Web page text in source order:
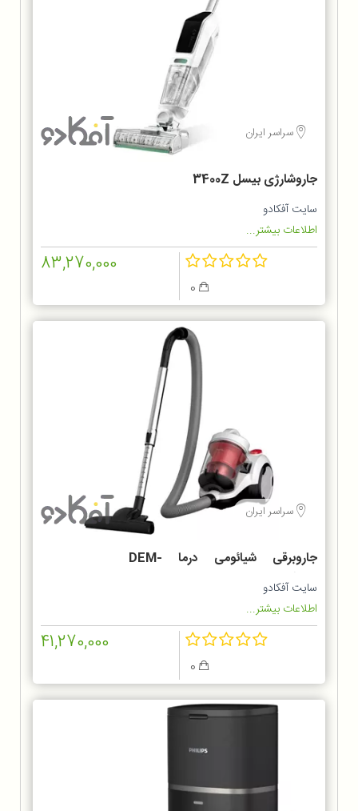
سراسر ایران
جاروشارژی بیسل 3400Z
سایت آفکادو
اطلاعات بیشتر...
83,270,000
سراسر ایران
جاروبرقی شیائومی درما DEM-
TJ301W
سایت آفکادو
اطلاعات بیشتر...
41,270,000